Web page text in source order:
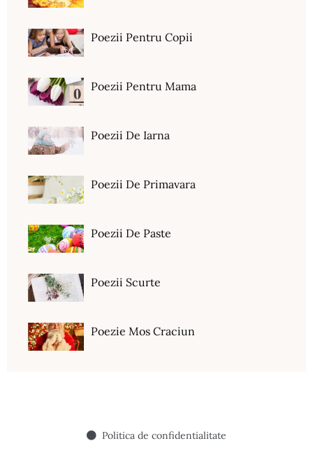
Poezii Pentru Copii
Poezii Pentru Mama
Poezii De Iarna
Poezii De Primavara
Poezii De Paste
Poezii Scurte
Poezie Mos Craciun
Politica de confidentialitate